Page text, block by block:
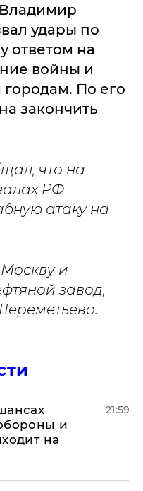
удары по
ответом на
войны и
По его
закончить
что на
РФ
атаку на
и
завод,
и
на
21:59